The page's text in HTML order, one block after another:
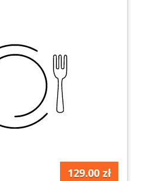
129.00 zł